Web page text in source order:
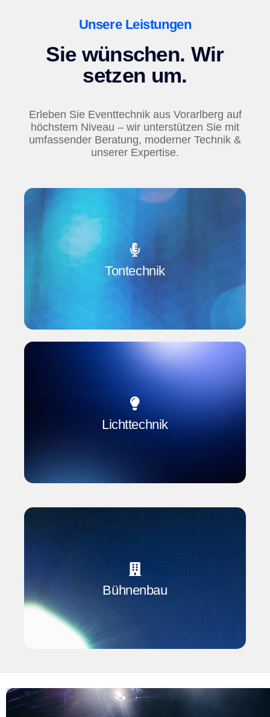
Unsere Leistungen
Sie wünschen. Wir
setzen um.
Erleben Sie Eventtechnik aus Vorarlberg auf
höchstem Niveau – wir unterstützen Sie mit
umfassender Beratung, moderner Technik &
unserer Expertise.
Tontechnik
Organisation – sie brauchen klaren,
überzeugenden Sound. Mit modernster Tontechnik
und langjähriger Erfahrung sorgt PeterLine
Showtech dafür, dass bei Ihrem Event jeder Ton
sitzt. Ob Sprache, Musik oder Show – wir schaffen
Lichttechnik
mit der richtigen Lichttechnik sorgen wir dafür, dass
Sie im besten Licht erscheinen. PeterLine
Beleuchtungskonzepte und setzt diese professionell
vor Ort um. Von der Beratung bis zur Umsetzung –
Bühnenbau
reibungslosen Veranstaltungsablauf. PeterLine
Showtech übernimmt die komplette technische
Umsetzung – von Aufbau bis Abbau. Sie
konzentrieren sich auf Ihre Gäste, wir kümmern uns